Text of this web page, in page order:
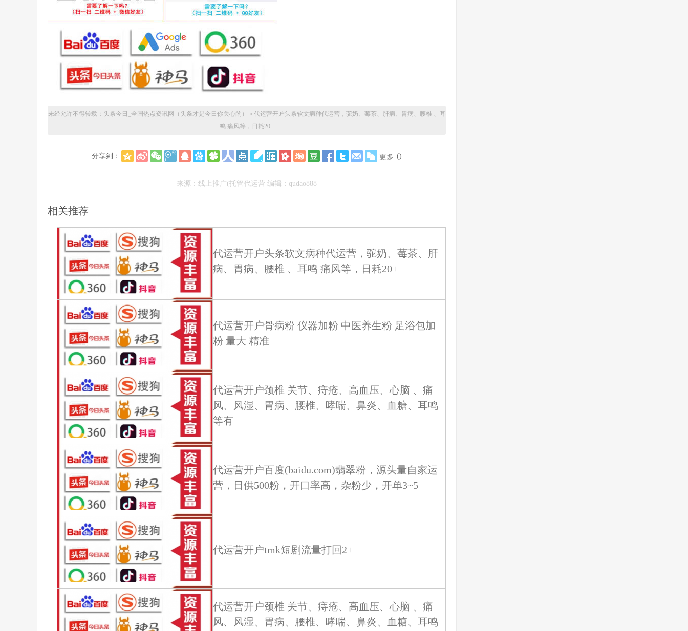
未经允许不得转载： 头条今日_全国热点资讯网（头条才是今日你关心的） » 代运营开户头条软文病种代运营，驼奶、莓茶、肝病、胃病、腰椎 、耳
鸣 痛风等，日耗20+
分享到： 更多 ()
来源：线上推广(托管代运营 编辑：qudao888
相关推荐
代运营开户头条软文病种代运营，驼奶、莓茶、肝
病、胃病、腰椎 、耳鸣 痛风等，日耗20+
代运营开户骨病粉 仪器加粉 中医养生粉 足浴包加
粉 量大 精准
代运营开户颈椎 关节、痔疮、高血压、心脑 、痛
风、风湿、胃病、腰椎、哮喘、鼻炎、血糖、耳鸣
等有
代运营开户百度(baidu.com)翡翠粉，源头量自家运
营，日供500粉，开口率高，杂粉少，开单3~5
代运营开户tmk短剧流量打回2+
代运营开户颈椎 关节、痔疮、高血压、心脑 、痛
风、风湿、胃病、腰椎、哮喘、鼻炎、血糖、耳鸣